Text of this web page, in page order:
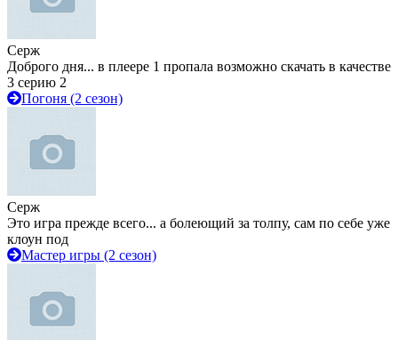
Серж
Доброго дня... в плеере 1 пропала возможно скачать в качестве
3 серию 2
Погоня (2 сезон)
Серж
Это игра прежде всего... а болеющий за толпу, сам по себе уже
клоун под
Мастер игры (2 сезон)